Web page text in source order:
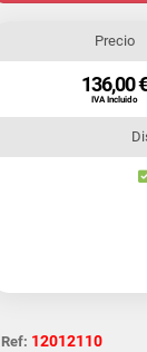
Precio
136,00 €
IVA Incluido
Ref: 12012110